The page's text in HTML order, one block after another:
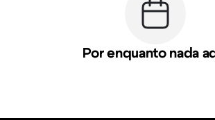
Por enquanto nada